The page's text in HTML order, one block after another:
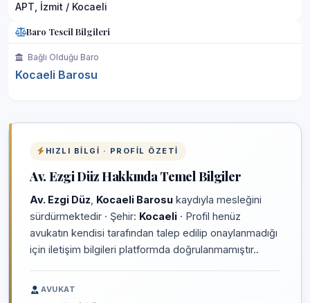
APT, İzmit / Kocaeli
Baro Tescil Bilgileri
Bağlı Olduğu Baro
Kocaeli Barosu
HIZLI BILGI · PROFIL ÖZETI
Av. Ezgi Düz Hakkında Temel Bilgiler
Av. Ezgi Düz Kocaeli Barosu kaydıyla mesleğini
sürdürmektedir · Şehir: Kocaeli · Profil henüz
avukatın kendisi tarafından talep edilip onaylanmadığı
için iletişim bilgileri platformda doğrulanmamıştır..
AVUKAT